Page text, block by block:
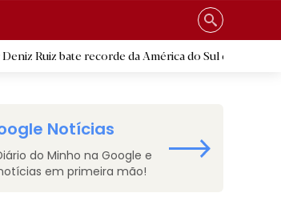
recorde da América do Sul e alcança segunda
Notícias
do Minho na Google e
em primeira mão!